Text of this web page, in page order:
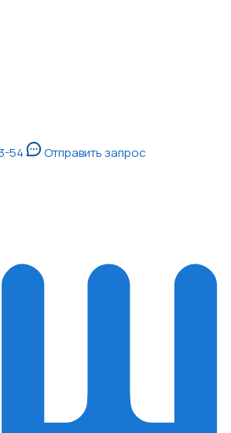
54 Отправить запрос